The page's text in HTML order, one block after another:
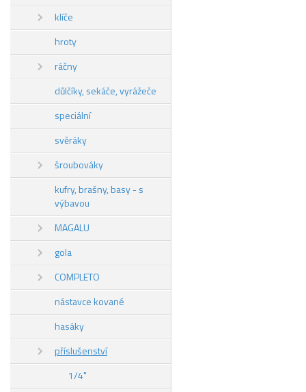
klíče
hroty
ráčny
důlčíky, sekáče, vyrážeče
speciální
svěráky
šroubováky
kufry, brašny, basy - s
výbavou
MAGALU
gola
COMPLETO
nástavce kované
hasáky
příslušenství
1/4"